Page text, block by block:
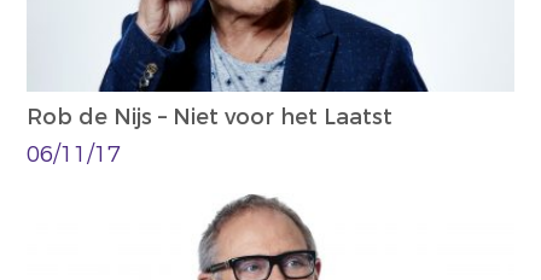
Rob de Nijs – Niet voor het Laatst
06/11/17